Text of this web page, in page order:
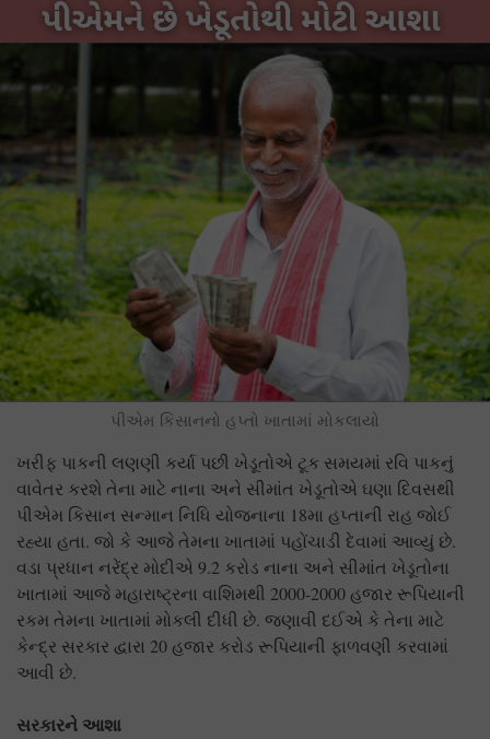
પીએમ કિસાનનો હપ્તો ખાતામાં મોકલાયો
ખરીફ પાકની લણણી કર્યા પછી ખેડૂતોએ ટૂક સમયમાં રવિ પાકનું
વાવેતર કરશે તેના માટે નાના અને સીમાંત ખેડૂતોએ ઘણા દિવસથી
પીએમ કિસાન સન્માન નિધિ યોજનાના 18મા હપ્તાની રાહ જોઈ
રહ્યા હતા. જો કે આજે તેમના ખાતામાં પહોંચાડી દેવામાં આવ્યું છે.
વડા પ્રધાન નરેંદ્ર મોદીએ 9.2 કરોડ નાના અને સીમાંત ખેડૂતોના
ખાતામાં આજે મહારાષ્ટ્રના વાશિમથી 2000-2000 હજાર રૂપિયાની
રકમ તેમના ખાતામાં મોકલી દીધી છે. જણાવી દઈએ કે તેના માટે
કેન્દ્ર સરકાર દ્વારા 20 હજાર કરોડ રૂપિયાની ફાળવણી કરવામાં
આવી છે.
સરકારને આશા